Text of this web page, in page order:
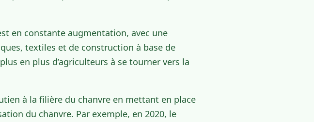
en constante augmentation, avec une
textiles et de construction à base de
en plus d’agriculteurs à se tourner vers la
à la filière du chanvre en mettant en place
du chanvre. Par exemple, en 2020, le